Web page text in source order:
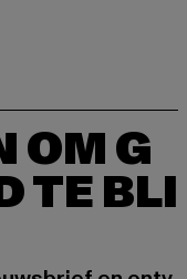
OM G
TE BLI